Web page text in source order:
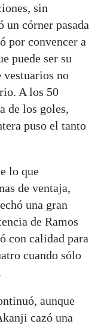
sin
un córner pasada
por convencer a
puede ser su
no
A los 50
de los goles,
puso el tanto
lo que
de ventaja,
una gran
de Ramos
con calidad para
cuando sólo
aunque
cazó una